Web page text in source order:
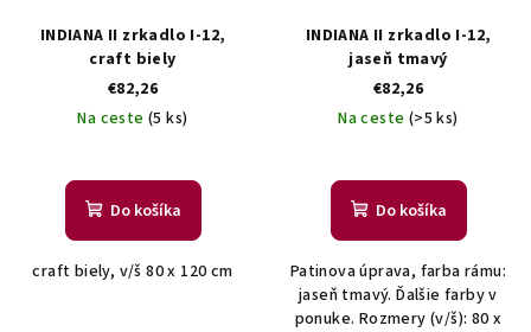
INDIANA II zrkadlo I-12,
craft biely
€82,26
Na ceste(5 ks)
Do košíka
craft biely, v/š 80 x 120 cm
INDIANA II zrkadlo I-12,
jaseň tmavý
€82,26
Na ceste (>5 ks)
Do košíka
Patinova úprava, farba rámu:
jaseň tmavý. Ďalšie farby v
ponuke. Rozmery (v/š): 80 x